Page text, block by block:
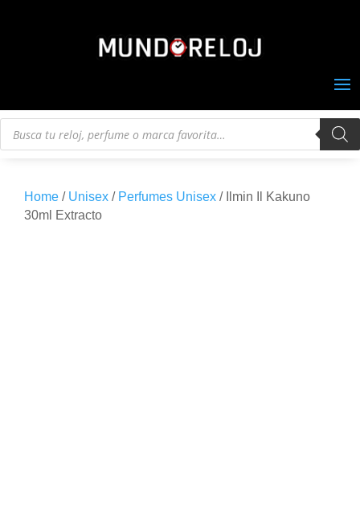
Búsqueda
Home / Unisex / Perfumes Unisex / Ilmin Il Kakuno
30ml Extracto